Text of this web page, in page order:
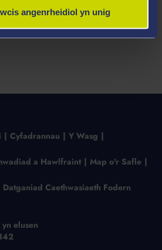
angenrheidiol yn unig
Cyfadrannau Y Wasg
a Hawlfraint Map o'r Safle
Datganiad Caethwasiaeth Fodern
elusen